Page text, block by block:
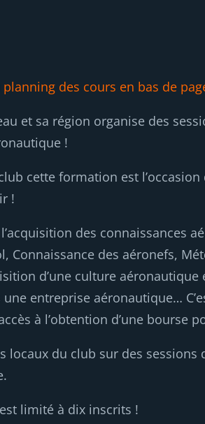
des cours en bas de
et sa région organise des
!
cette formation est
!
des connaissances
Connaissance des aéronefs,
d’une culture
entreprise aéronautique…
à l’obtention d’une bourse
locaux du club sur des sessions
limité à dix inscrits !